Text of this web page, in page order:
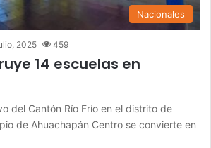
Nacionales
2025 459
14 escuelas en
del Cantón Río Frío en el distrito de
de Ahuachapán Centro se convierte en